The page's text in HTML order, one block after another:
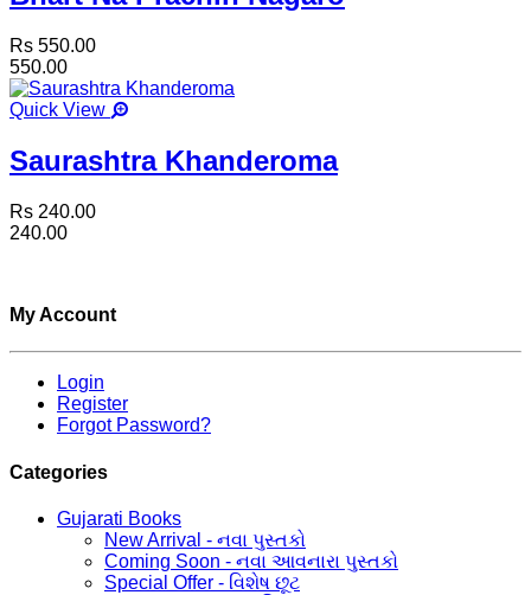
Rs 550.00
550.00
Quick View
Saurashtra Khanderoma
Rs 240.00
240.00
My Account
Login
Register
Forgot Password?
Categories
Gujarati Books
New Arrival - નવા પુસ્તકો
Coming Soon - નવા આવનારા પુસ્તકો
Special Offer - વિશેષ છૂટ